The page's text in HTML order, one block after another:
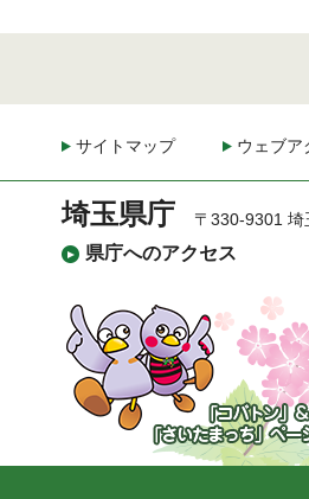
サイトマップ ウェブア
埼玉県庁
県庁へのアクセス
〒330-9301 埼
「コバトン」&「
まっち」